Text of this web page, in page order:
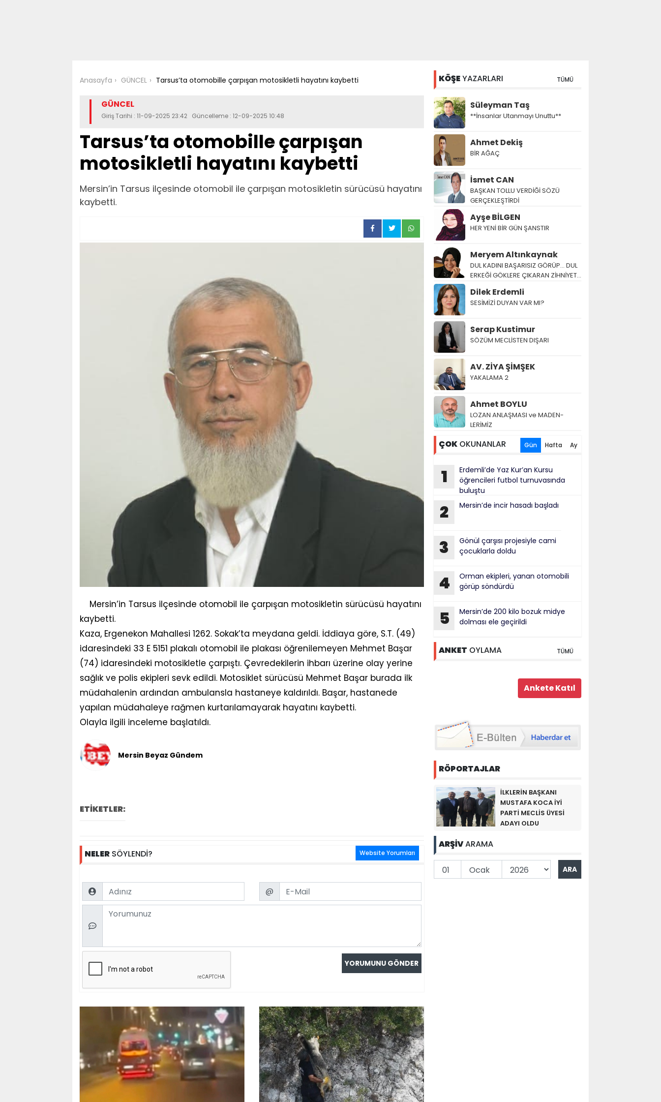
Anasayfa GÜNCEL Tarsus’ta otomobille çarpışan motosikletli hayatını kaybetti
GÜNCEL
Giriş Tarihi : 11-09-2025 23:42 Güncelleme : 12-09-2025 10:48
Tarsus’ta otomobille çarpışan
motosikletli hayatını kaybetti
Mersin’in Tarsus ilçesinde otomobil ile çarpışan motosikletin sürücüsü hayatını
kaybetti.
Mersin’in Tarsus ilçesinde otomobil ile çarpışan motosikletin sürücüsü hayatını
kaybetti.
Kaza, Ergenekon Mahallesi 1262. Sokak’ta meydana geldi. İddiaya göre, S.T. (49)
idaresindeki 33 E 5151 plakalı otomobil ile plakası öğrenilemeyen Mehmet Başar
(74) idaresindeki motosikletle çarpıştı. Çevredekilerin ihbarı üzerine olay yerine
sağlık ve polis ekipleri sevk edildi. Motosiklet sürücüsü Mehmet Başar burada ilk
müdahalenin ardından ambulansla hastaneye kaldırıldı. Başar, hastanede
yapılan müdahaleye rağmen kurtarılamayarak hayatını kaybetti.
Olayla ilgili inceleme başlatıldı.
Mersin Beyaz Gündem
ETİKETLER:
NELER SÖYLENDİ? Website Yorumları
Name Email
@
Comment
KÖŞEYAZARLARI TÜMÜ
Süleyman Taş
**İnsanlar Utanmayı Unuttu**
Ahmet Dekiş
BİR AĞAÇ
İsmet CAN
BAŞKAN TOLLU VERDİĞİ SÖZÜ
GERÇEKLEŞTİRDİ
Ayşe BİLGEN
HER YENİ BİR GÜN ŞANSTIR
Meryem Altınkaynak
DUL KADINI BAŞARISIZ GÖRÜP… DUL
ERKEĞİ GÖKLERE ÇIKARAN ZİHNİYET…
Dilek Erdemli
SESİMİZİ DUYAN VAR MI?
Serap Kustimur
SÖZÜM MECLİSTEN DIŞARI
AV. ZİYA ŞİMŞEK
YAKALAMA 2
Ahmet BOYLU
LOZAN AN­LAŞ­MA­SI ve MA­DEN­
LERİMİZ
ÇOK OKUNANLAR Gün Hafta Ay
1
Erdemli’de Yaz Kur’an Kursu
öğrencileri futbol turnuvasında
buluştu
2 Mersin’de incir hasadı başladı
3
Gönül çarşısı projesiyle cami
çocuklarla doldu
4
Orman ekipleri, yanan otomobili
görüp söndürdü
5
Mersin’de 200 kilo bozuk midye
dolması ele geçirildi
ANKET OYLAMA TÜMÜ
RÖPORTAJLAR
İLKLERİN BAŞKANI
MUSTAFA KOCA İYİ
PARTİ MECLİS ÜYESİ
ADAYI OLDU
ARŞİVARAMA